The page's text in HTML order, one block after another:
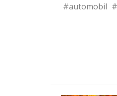
automobil